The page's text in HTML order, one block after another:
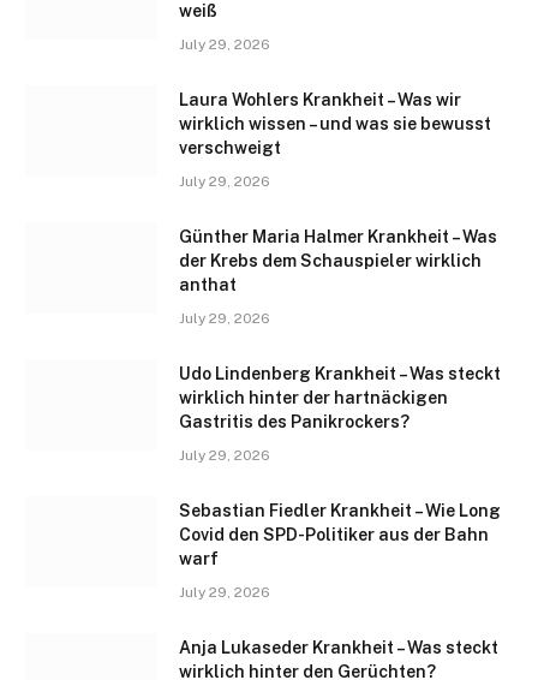
weiß
July 29, 2026
Laura Wohlers Krankheit – Was wir
wirklich wissen – und was sie bewusst
verschweigt
July 29, 2026
Günther Maria Halmer Krankheit – Was
der Krebs dem Schauspieler wirklich
anthat
July 29, 2026
Udo Lindenberg Krankheit – Was steckt
wirklich hinter der hartnäckigen
Gastritis des Panikrockers?
July 29, 2026
Sebastian Fiedler Krankheit – Wie Long
Covid den SPD-Politiker aus der Bahn
warf
July 29, 2026
Anja Lukaseder Krankheit – Was steckt
wirklich hinter den Gerüchten?